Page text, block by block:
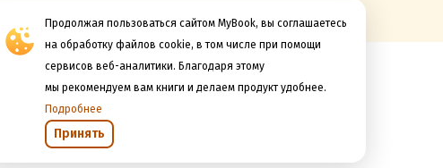
Продолжая пользоваться сайтом MyBook, вы соглашаетесь
на обработку файлов cookie, в том числе при помощи
сервисов веб-аналитики. Благодаря этому
мы рекомендуем вам книги и делаем продукт удобнее.
Подробнее
Принять